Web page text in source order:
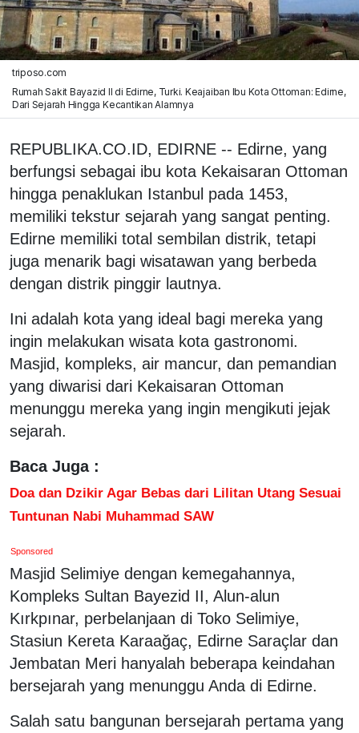
triposo.com
Rumah Sakit Bayazid II di Edirne, Turki. Keajaiban Ibu Kota Ottoman: Edirne,
Dari Sejarah Hingga Kecantikan Alamnya
REPUBLIKA.CO.ID, EDIRNE -- Edirne, yang
berfungsi sebagai ibu kota Kekaisaran Ottoman
hingga penaklukan Istanbul pada 1453,
memiliki tekstur sejarah yang sangat penting.
Edirne memiliki total sembilan distrik, tetapi
juga menarik bagi wisatawan yang berbeda
dengan distrik pinggir lautnya.
Ini adalah kota yang ideal bagi mereka yang
ingin melakukan wisata kota gastronomi.
Masjid, kompleks, air mancur, dan pemandian
yang diwarisi dari Kekaisaran Ottoman
menunggu mereka yang ingin mengikuti jejak
sejarah.
Baca Juga :
Doa dan Dzikir Agar Bebas dari Lilitan Utang Sesuai
Tuntunan Nabi Muhammad SAW
Sponsored
Masjid Selimiye dengan kemegahannya,
Kompleks Sultan Bayezid II, Alun-alun
Kırkpınar, perbelanjaan di Toko Selimiye,
Stasiun Kereta Karaağaç, Edirne Saraçlar dan
Jembatan Meri hanyalah beberapa keindahan
bersejarah yang menunggu Anda di Edirne.
Salah satu bangunan bersejarah pertama yang